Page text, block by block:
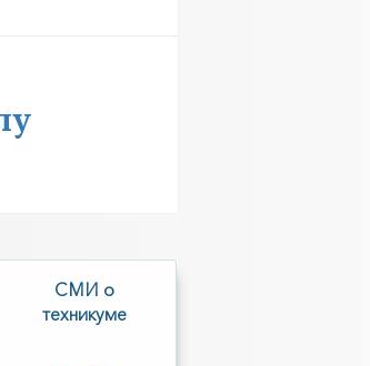
СМИ о
техникуме